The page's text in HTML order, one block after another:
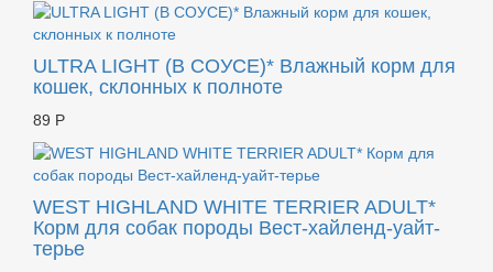
ULTRA LIGHT (В СОУСЕ)* Влажный корм для
кошек, склонных к полноте
89 Р
WEST HIGHLAND WHITE TERRIER ADULT*
Корм для собак породы Вест-хайленд-уайт-
терье